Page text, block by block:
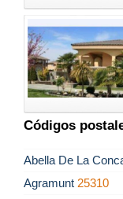
Códigos
Abella De La
Agramunt 25310